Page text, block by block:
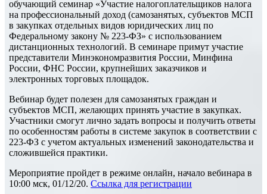
обучающий семинар «Участие налогоплательщиков налога
на профессиональный доход (самозанятых, субъектов МСП
в закупках отдельных видов юридических лиц по
Федеральному закону № 223-ФЗ» с использованием
дистанционных технологий. В семинаре примут участие
представители Минэкономразвития России, Минфина
России, ФНС России, крупнейших заказчиков и
электронных торговых площадок.
Вебинар будет полезен для самозанятых граждан и
субъектов МСП, желающих принять участие в закупках.
Участники смогут лично задать вопросы и получить ответы
по особенностям работы в системе закупок в соответствии с
223-ФЗ с учетом актуальных изменений законодательства и
сложившейся практики.
Мероприятие пройдет в режиме онлайн, начало вебинара в
10:00 мск, 01/12/20. Ссылка для регистрации